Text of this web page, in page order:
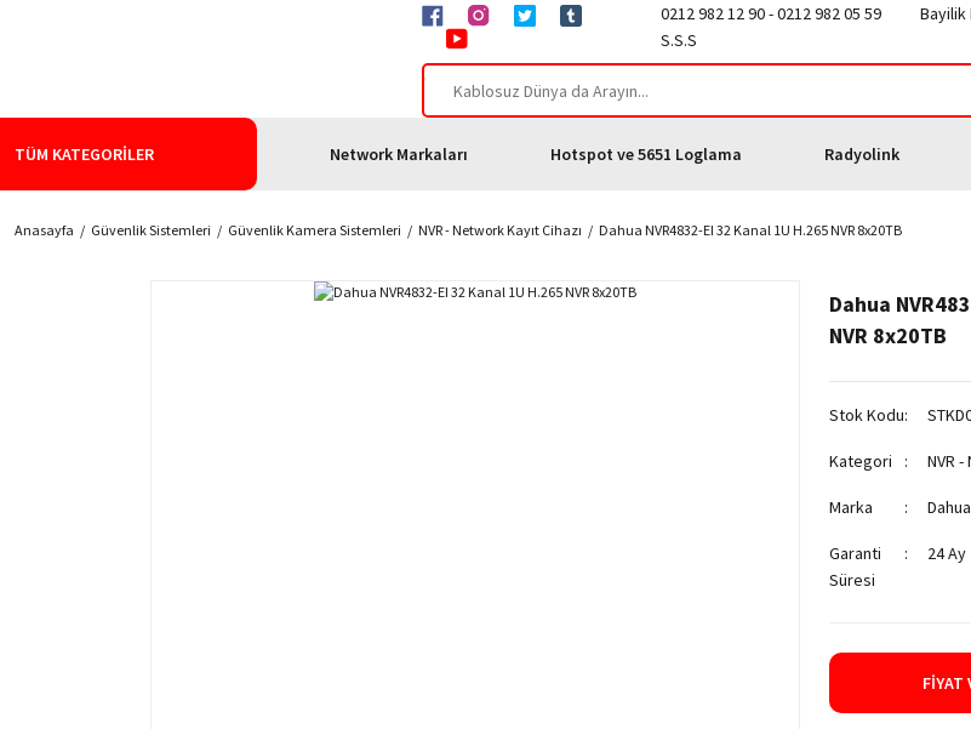
0212 982 12 90 - 0212 982 05 59 Bayilik
S.S.S
TÜM KATEGORİLER Network Markaları Hotspot ve 5651 Loglama Radyolink
Anasayfa Güvenlik Sistemleri Güvenlik Kamera Sistemleri NVR - Network Kayıt Cihazı Dahua NVR4832-EI 32 Kanal 1U H.265 NVR 8x20TB
Dahua
NVR 8x20TB
Stok Kodu
Kategori NVR
Marka Dahua
Garanti
Süresi
24 Ay
FIYAT